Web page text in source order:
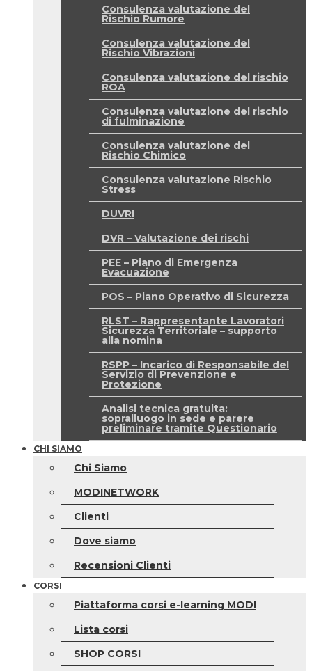
Consulenza valutazione del
Rischio Rumore
Consulenza valutazione del
Rischio Vibrazioni
Consulenza valutazione del rischio
ROA
Consulenza valutazione del rischio
di fulminazione
Consulenza valutazione del
Rischio Chimico
Consulenza valutazione Rischio
Stress
DUVRI
DVR – Valutazione dei rischi
PEE – Piano di Emergenza
Evacuazione
POS – Piano Operativo di Sicurezza
RLST – Rappresentante Lavoratori
Sicurezza Territoriale – supporto
alla nomina
RSPP – Incarico di Responsabile del
Servizio di Prevenzione e
Protezione
Analisi tecnica gratuita:
sopralluogo in sede e parere
preliminare tramite Questionario
CHI SIAMO
Chi Siamo
MODINETWORK
Clienti
Dove siamo
Recensioni Clienti
CORSI
Piattaforma corsi e-learning MODI
Lista corsi
SHOP CORSI